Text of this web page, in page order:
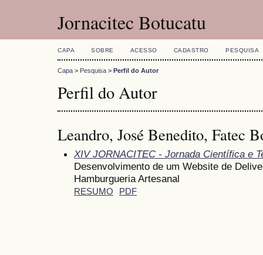
Jornacitec Botucatu
CAPA SOBRE ACESSO CADASTRO PESQUISA
Capa > Pesquisa > Perfil do Autor
Perfil do Autor
Leandro, José Benedito, Fatec
XIV JORNACITEC - Jornada Científica e
Desenvolvimento de um Website de
Hamburgueria Artesanal
RESUMO PDF